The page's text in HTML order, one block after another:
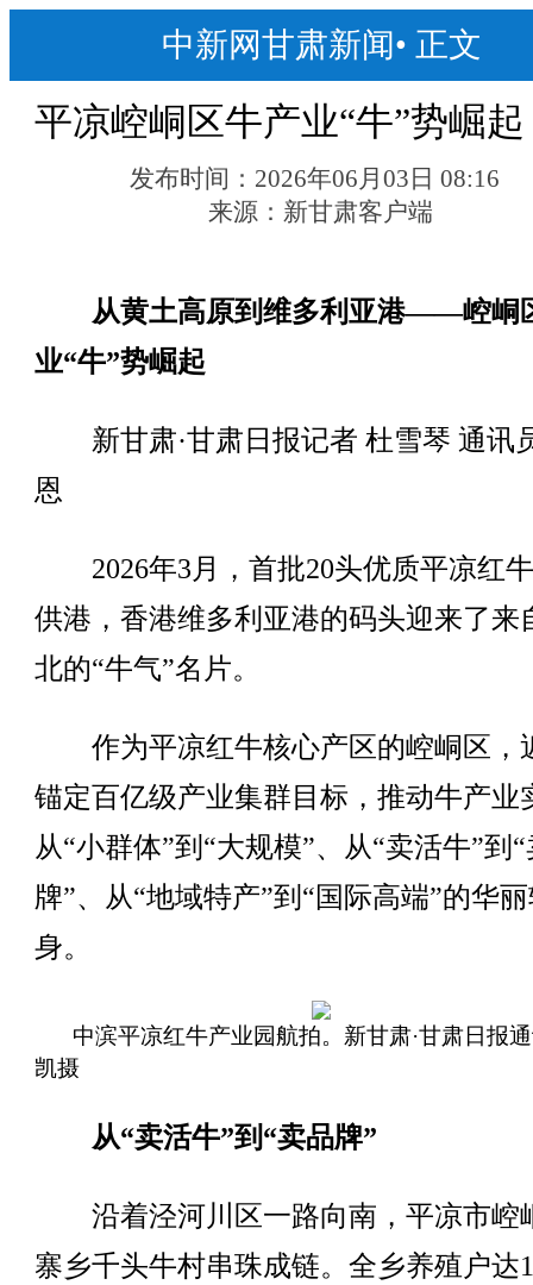
中新网甘肃新闻• 正文
平凉崆峒区牛产业“牛”势崛起
发布时间： 2026年06月03日 08:16
来源： 新甘肃客户端
从黄土高原到维多利亚港——崆峒
业“牛”势崛起
新甘肃·甘肃日报记者 杜雪琴 通讯
恩
2026年3月，首批20头优质平凉红
供港，香港维多利亚港的码头迎来了来
北的“牛气”名片。
作为平凉红牛核心产区的崆峒区，
锚定百亿级产业集群目标，推动牛产业
从“小群体”到“大规模”、从“卖活牛”到
牌”、从“地域特产”到“国际高端”的华
身。
中滨平凉红牛产业园航拍。新甘肃·甘肃日报
凯摄
从“卖活牛”到“卖品牌”
沿着泾河川区一路向南，平凉市崆
寨乡千头牛村串珠成链。全乡养殖户达